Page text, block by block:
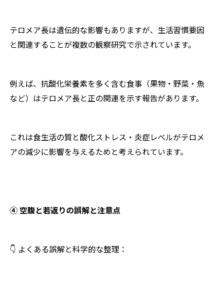
テロメア長は遺伝的な影響もありますが、生活習慣要因
と関連することが複数の観察研究で示されています。
例えば、抗酸化栄養素を多く含む食事（果物・野菜・魚
など）はテロメア長と正の関連を示す報告があります。
これは食生活の質と酸化ストレス・炎症レベルがテロメ
アの減少に影響を与えるためと考えられています。
④ 空腹と若返りの誤解と注意点
👇 よくある誤解と科学的な整理：